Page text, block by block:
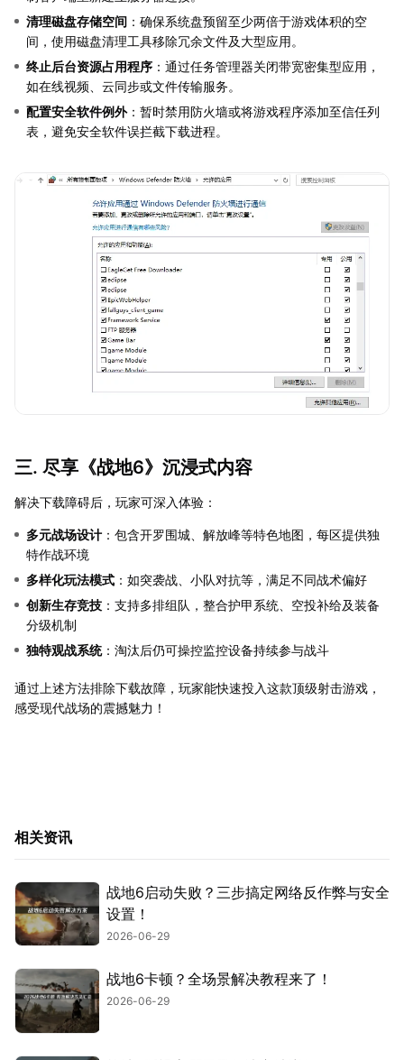
清理磁盘存储空间 ：确保系统盘预留至少两倍于游戏体积的空
间，使用磁盘清理工具移除冗余文件及大型应用。
终止后台资源占用程序 ：通过任务管理器关闭带宽密集型应用，
如在线视频、云同步或文件传输服务。
配置安全软件例外：暂时禁用防火墙或将游戏程序添加至信任列
表，避免安全软件误拦截下载进程。
三. 尽享《战地6》沉浸式内容
解决下载障碍后，玩家可深入体验：
多元战场设计 ：包含开罗围城、解放峰等特色地图，每区提供独
特作战环境
多样化玩法模式 ：如突袭战、小队对抗等，满足不同战术偏好
创新生存竞技 ：支持多排组队，整合护甲系统、空投补给及装备
分级机制
独特观战系统：淘汰后仍可操控监控设备持续参与战斗
通过上述方法排除下载故障，玩家能快速投入这款顶级射击游戏，
感受现代战场的震撼魅力！
相关资讯
战地6启动失败？三步搞定网络反作弊与安全
设置！
2026-06-29
战地6卡顿？全场景解决教程来了！
2026-06-29